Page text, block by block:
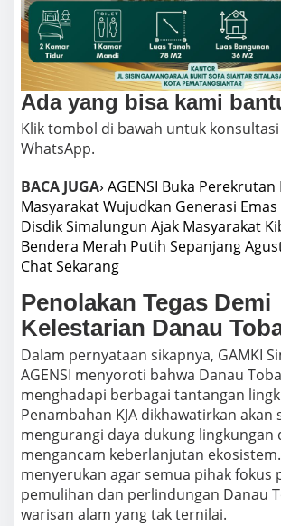
Ada yang bisa kami
Klik tombol di bawah untuk
WhatsApp.
BACA JUGA› AGENSI Buka
Masyarakat Wujudkan Generasi
Disdik Simalungun Ajak Masyarakat
Bendera Merah Putih Sepanjang
Chat Sekarang
Penolakan Tegas Demi
Kelestarian Danau
Dalam pernyataan sikapnya, GAMKI
AGENSI menyoroti bahwa Danau
menghadapi berbagai tantangan
Penambahan KJA dikhawatirkan akan
mengurangi daya dukung lingkungan
mengancam keberlanjutan
menyerukan agar semua pihak fokus
pemulihan dan perlindungan Danau
warisan alam yang tak ternilai.